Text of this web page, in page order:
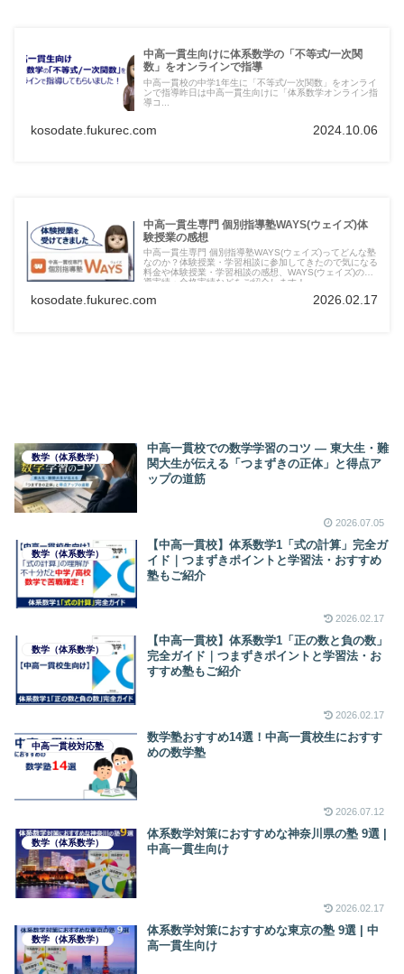
中高一貫生向けに体系数学の「不等式/一次関
数」をオンラインで指導
中高一貫校の中学1年生に「不等式/一次関数」をオンライ
ンで指導昨日は中高一貫生向けに「体系数学オンライン指
導コ...
kosodate.fukurec.com 2024.10.06
中高一貫生専門 個別指導塾WAYS(ウェイズ)体
験授業の感想
中高一貫生専門 個別指導塾WAYS(ウェイズ)ってどんな塾
なのか？体験授業・学習相談に参加してきたので気になる
料金や体験授業・学習相談の感想、WAYS(ウェイズ)の指
導実績・合格実績などをご紹介します！
kosodate.fukurec.com 2026.02.17
数学（体系数学）
中高一貫校での数学学習のコツ ― 東大生・難
関大生が伝える「つまずきの正体」と得点ア
ップの道筋
2026.07.05
数学（体系数学）
【中高一貫校】体系数学1「式の計算」完全ガ
イド｜つまずきポイントと学習法・おすすめ
塾もご紹介
2026.02.17
数学（体系数学）
【中高一貫校】体系数学1「正の数と負の数」
完全ガイド｜つまずきポイントと学習法・お
すすめ塾もご紹介
2026.02.17
中高一貫校対応塾
数学塾おすすめ14選！中高一貫校生におすす
めの数学塾
2026.07.12
数学（体系数学）
体系数学対策におすすめな神奈川県の塾 9選 |
中高一貫生向け
2026.02.17
数学（体系数学）
体系数学対策におすすめな東京の塾 9選 | 中
高一貫生向け